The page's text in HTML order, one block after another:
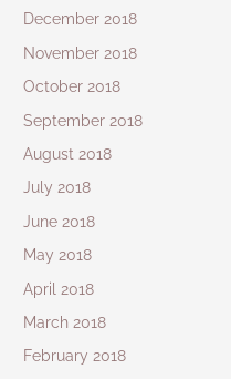
December 2018
November 2018
October 2018
September 2018
August 2018
July 2018
June 2018
May 2018
April 2018
March 2018
February 2018